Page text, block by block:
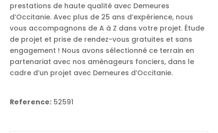
prestations de haute qualité avec Demeures
d’Occitanie. Avec plus de 25 ans d’expérience, nous
vous accompagnons de A à Z dans votre projet. Étude
de projet et prise de rendez-vous gratuites et sans
engagement ! Nous avons sélectionné ce terrain en
partenariat avec nos aménageurs fonciers, dans le
cadre d’un projet avec Demeures d’Occitanie.
Reference: 52591